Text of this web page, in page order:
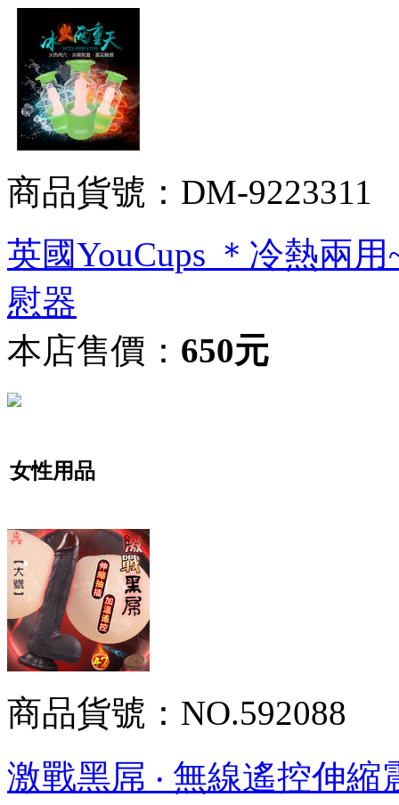
商品貨號：DM-9223311
英國YouCups ＊冷熱兩
慰器
本店售價： 650元
女性用品
商品貨號：NO.592088
激戰黑屌 ‧ 無線遙控伸